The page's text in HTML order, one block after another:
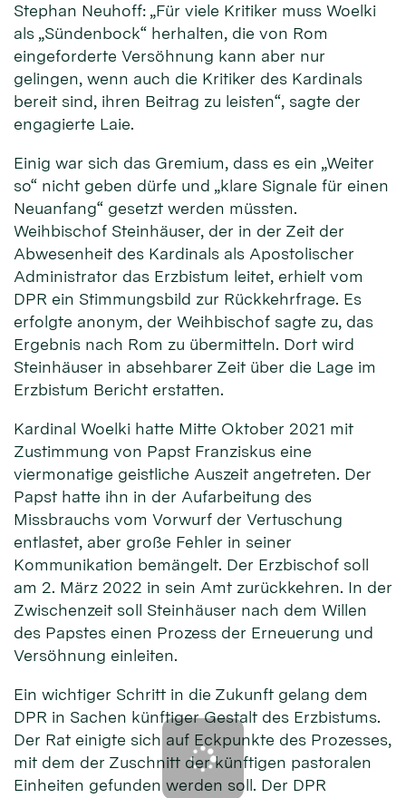
Stephan Neuhoff: „Für viele Kritiker muss Woelki
als „Sündenbock“ herhalten, die von Rom
eingeforderte Versöhnung kann aber nur
gelingen, wenn auch die Kritiker des Kardinals
bereit sind, ihren Beitrag zu leisten“, sagte der
engagierte Laie.
Einig war sich das Gremium, dass es ein „Weiter
so“ nicht geben dürfe und „klare Signale für einen
Neuanfang“ gesetzt werden müssten.
Weihbischof Steinhäuser, der in der Zeit der
Abwesenheit des Kardinals als Apostolischer
Administrator das Erzbistum leitet, erhielt vom
DPR ein Stimmungsbild zur Rückkehrfrage. Es
erfolgte anonym, der Weihbischof sagte zu, das
Ergebnis nach Rom zu übermitteln. Dort wird
Steinhäuser in absehbarer Zeit über die Lage im
Erzbistum Bericht erstatten.
Kardinal Woelki hatte Mitte Oktober 2021 mit
Zustimmung von Papst Franziskus eine
viermonatige geistliche Auszeit angetreten. Der
Papst hatte ihn in der Aufarbeitung des
Missbrauchs vom Vorwurf der Vertuschung
entlastet, aber große Fehler in seiner
Kommunikation bemängelt. Der Erzbischof soll
am 2. März 2022 in sein Amt zurückkehren. In der
Zwischenzeit soll Steinhäuser nach dem Willen
des Papstes einen Prozess der Erneuerung und
Versöhnung einleiten.
Ein wichtiger Schritt in die Zukunft gelang dem
DPR in Sachen künftiger Gestalt des Erzbistums.
Der Rat einigte sich auf Eckpunkte des Prozesses,
mit dem der Zuschnitt der künftigen pastoralen
Einheiten gefunden werden soll. Der DPR